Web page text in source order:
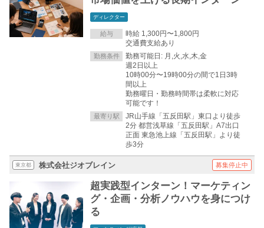
ディレクター
給与
時給 1,300円〜1,800円
交通費支給あり
勤務条件
勤務可能日: 月,火,水,木,金
週2日以上
10時00分〜19時00分の間で1日3時
間以上
勤務曜日・勤務時間帯は柔軟に対応
可能です！
最寄り駅
JR山手線「五反田駅」東口より徒歩
2分 都営浅草線「五反田駅」A7出口
正面 東急池上線「五反田駅」より徒
歩3分
東京都 株式会社ジオブレイン 募集停止中
超実践型インターン！マーケティン
グ・企画・分析ノウハウを身につけ
る